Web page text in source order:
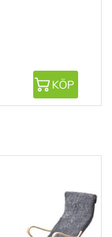
KÖP